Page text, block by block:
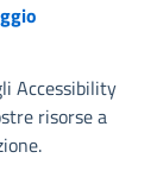
Accessibility
risorse a